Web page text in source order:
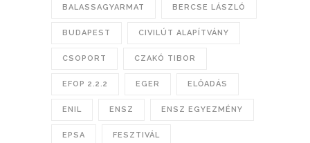
BALASSAGYARMAT BERCSE LÁSZLÓ
BUDAPEST CIVILÚT ALAPÍTVÁNY
CSOPORT CZAKÓ TIBOR
EFOP 2.2.2 EGER ELŐADÁS
ENIL ENSZ ENSZ EGYEZMÉNY
EPSA FESZTIVÁL